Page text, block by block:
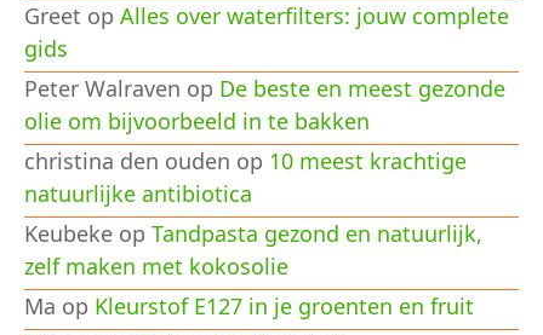
Greet op Alles over waterfilters: jouw complete
gids
Peter Walraven op De beste en meest gezonde
olie om bijvoorbeeld in te bakken
christina den ouden op 10 meest krachtige
natuurlijke antibiotica
Keubeke op Tandpasta gezond en natuurlijk,
zelf maken met kokosolie
Ma op Kleurstof E127 in je groenten en fruit